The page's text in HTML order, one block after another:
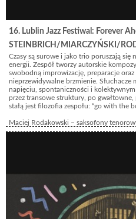
16. Lublin Jazz Festiwal: Forever
STEINBRICH/MIARCZYŃSKI/
Czasy są surowe i jako trio poruszają się
energii. Zespół tworzy autorskie
swobodną improwizację, preparacje
nieprzewidywalne brzmienie. Słuchacze
napięciu, spontaniczności i
przez transowe struktury, po
stałą jest filozofia zespołu: “go with the
Maciej Rodakowski – saksofony
bas, elektronika / Jakub Miarczyński –